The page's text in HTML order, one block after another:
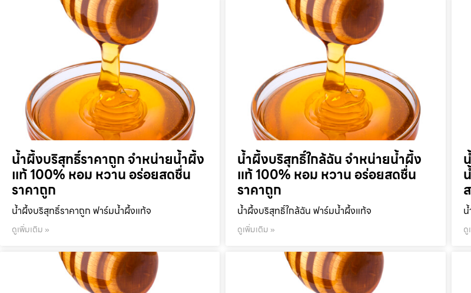
น้ำผึ้งบริสุทธิ์ราคาถูก จำหน่ายน้ำผึ้ง
แท้ 100% หอม หวาน อร่อยสดชื่น
ราคาถูก
น้ำผึ้งบริสุทธิ์ราคาถูก ฟาร์มน้ำผึ้งแท้จ
ดูเพิ่มเติม »
น้ำผึ้งบริสุทธิ์ใกล้ฉัน จำหน่ายน้ำผึ้ง
แท้ 100% หอม หวาน อร่อยสดชื่น
ราคาถูก
น้ำผึ้งบริสุทธิ์ใกล้ฉัน ฟาร์มน้ำผึ้งแท้จ
ดูเพิ่มเติม » ดู